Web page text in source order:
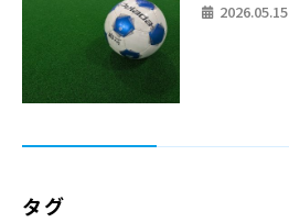
2026.05.15
タグ